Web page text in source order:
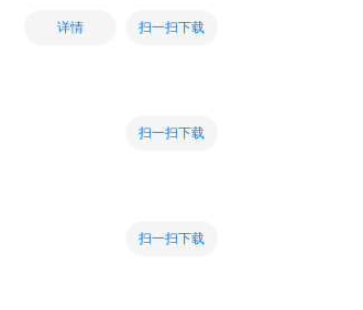
详情 扫一扫下载
扫一扫下载
扫一扫下载